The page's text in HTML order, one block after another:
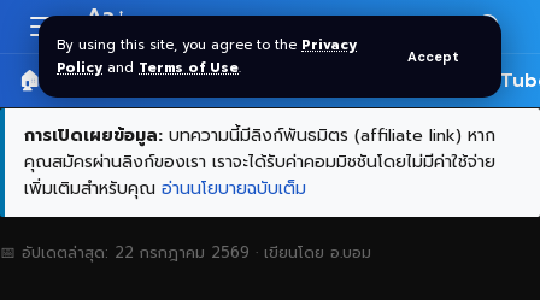
By using this site, you agree to the Privacy
Policy and Terms of Use.
Accept
Resizer
Aa
🏠 หน้าแรก ราคาทอง SPDR 🎬
การเปิดเผยข้อมูล: บทความนี้มีลิงก์พันธมิตร (affiliate link) หาก
คุณสมัครผ่านลิงก์ของเรา เราจะได้รับค่าคอมมิชชันโดยไม่มีค่าใช้จ่าย
เพิ่มเติมสำหรับคุณ อ่านนโยบายฉบับเต็ม
📅 อัปเดตล่าสุด: 22 กรกฎาคม 2569 · เขียนโดย อ.บอม